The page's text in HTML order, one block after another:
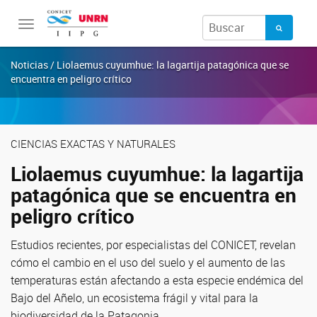
Toggle
navigation
Noticias / Liolaemus cuyumhue: la lagartija patagónica que se
encuentra en peligro crítico
CIENCIAS EXACTAS Y NATURALES
Liolaemus cuyumhue: la lagartija
patagónica que se encuentra en
peligro crítico
Estudios recientes, por especialistas del CONICET, revelan
cómo el cambio en el uso del suelo y el aumento de las
temperaturas están afectando a esta especie endémica del
Bajo del Añelo, un ecosistema frágil y vital para la